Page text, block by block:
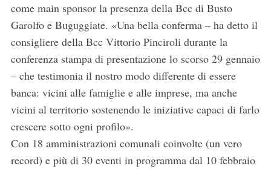
come main sponsor la presenza della Bcc di Busto
Garolfo e Buguggiate. «Una bella conferma – ha detto il
consigliere della Bcc Vittorio Pinciroli durante la
conferenza stampa di presentazione lo scorso 29 gennaio
– che testimonia il nostro modo differente di essere
banca: vicini alle famiglie e alle imprese, ma anche
vicini al territorio sostenendo le iniziative capaci di farlo
crescere sotto ogni profilo».
Con 18 amministrazioni comunali coinvolte (un vero
record) e più di 30 eventi in programma dal 10 febbraio